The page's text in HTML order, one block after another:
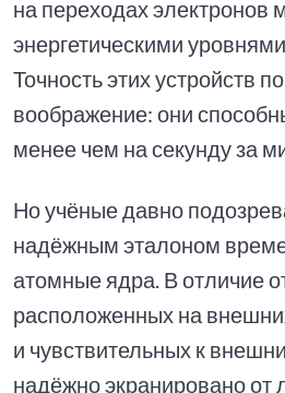
на переходах электронов
энергетическими
Точность этих устройств
воображение: они
менее чем на секунду за
Но учёные давно
надёжным эталоном
атомные ядра. В отличие
расположенных на
и чувствительных к
надёжно экранировано от